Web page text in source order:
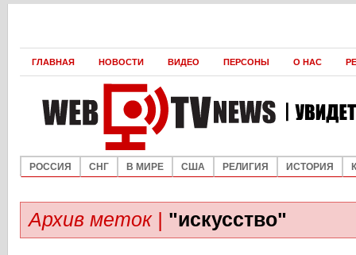
ГЛАВНАЯ НОВОСТИ ВИДЕО ПЕРСОНЫ О НАС
РОССИЯ СНГ В МИРЕ США РЕЛИГИЯ ИСТОРИЯ
Архив меток | "искусство"